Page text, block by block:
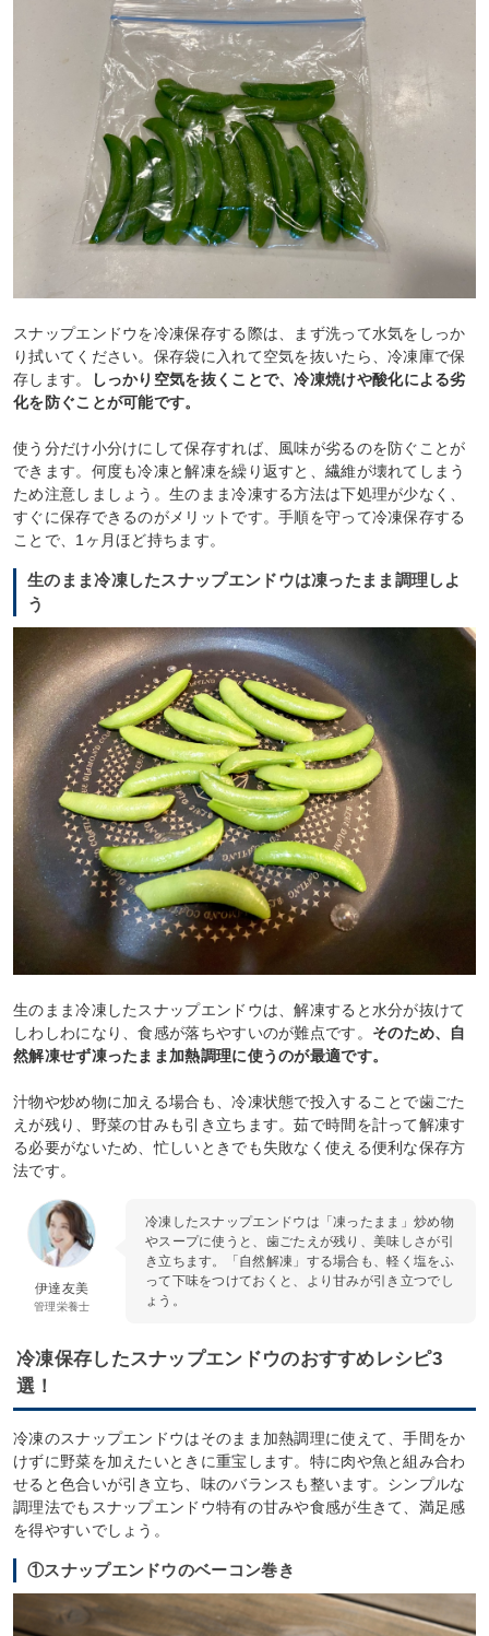
スナップエンドウを冷凍保存する際は、まず洗って水気をしっか
り拭いてください。保存袋に入れて空気を抜いたら、冷凍庫で保
存します。
しっかり空気を抜くことで、冷凍焼けや酸化による劣
化を防ぐことが可能です。
使う分だけ小分けにして保存すれば、風味が劣るのを防ぐことが
できます。何度も冷凍と解凍を繰り返すと、繊維が壊れてしまう
ため注意しましょう。生のまま冷凍する方法は下処理が少なく、
すぐに保存できるのがメリットです。手順を守って冷凍保存する
ことで、1ヶ月ほど持ちます。
生のまま冷凍したスナップエンドウは凍ったまま調理しよ
う
生のまま冷凍したスナップエンドウは、解凍すると水分が抜けて
しわしわになり、食感が落ちやすいのが難点です。 そのため、自
然解凍せず凍ったまま加熱調理に使うのが最適です。
汁物や炒め物に加える場合も、冷凍状態で投入することで歯ごた
えが残り、野菜の甘みも引き立ちます。茹で時間を計って解凍す
る必要がないため、忙しいときでも失敗なく使える便利な保存方
法です。
伊達友美
管理栄養士
冷凍したスナップエンドウは「凍ったまま」炒め物
やスープに使うと、歯ごたえが残り、美味しさが引
き立ちます。「自然解凍」する場合も、軽く塩をふ
って下味をつけておくと、より甘みが引き立つでし
ょう。
冷凍保存したスナップエンドウのおすすめレシピ3
選！
冷凍のスナップエンドウはそのまま加熱調理に使えて、手間をか
けずに野菜を加えたいときに重宝します。特に肉や魚と組み合わ
せると色合いが引き立ち、味のバランスも整います。シンプルな
調理法でもスナップエンドウ特有の甘みや食感が生きて、満足感
を得やすいでしょう。
①スナップエンドウのベーコン巻き